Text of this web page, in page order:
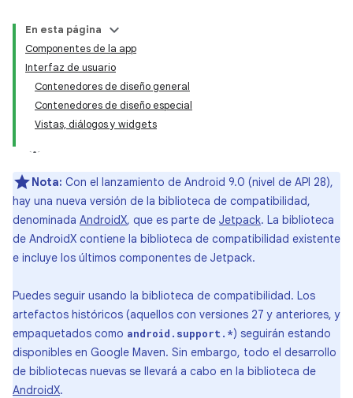
En esta página
Componentes de la app
Interfaz de usuario
Contenedores de diseño general
Contenedores de diseño especial
Vistas, diálogos y widgets
Nota: Con el lanzamiento de Android 9.0 (nivel de API 28),
hay una nueva versión de la biblioteca de compatibilidad,
denominada AndroidX, que es parte de Jetpack. La biblioteca
de AndroidX contiene la biblioteca de compatibilidad existente
e incluye los últimos componentes de Jetpack.
Puedes seguir usando la biblioteca de compatibilidad. Los
artefactos históricos (aquellos con versiones 27 y anteriores, y
empaquetados como android.support.*) seguirán estando
disponibles en Google Maven. Sin embargo, todo el desarrollo
de bibliotecas nuevas se llevará a cabo en la biblioteca de
AndroidX.